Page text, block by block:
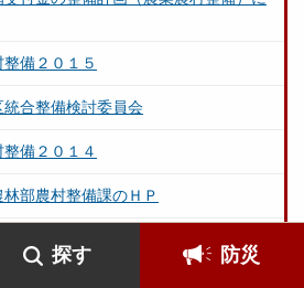
探す 防災
備２０１５
合整備検討委員会
備２０１４
部農村整備課のＨＰ